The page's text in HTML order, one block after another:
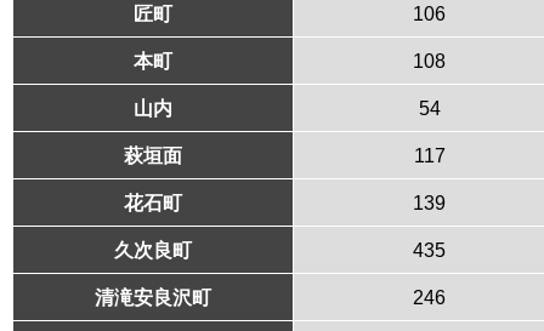
匠町 106
本町 108
山内 54
萩垣面 117
花石町 139
久次良町 435
清滝安良沢町 246